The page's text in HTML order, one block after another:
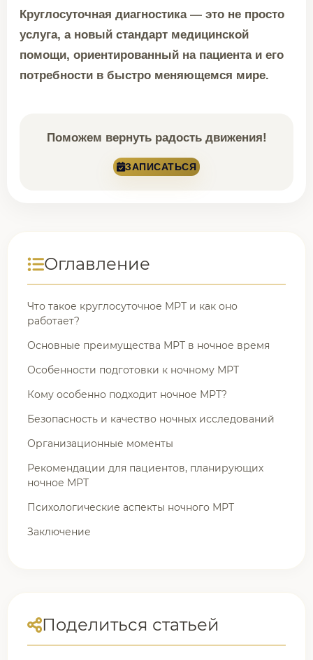
Круглосуточная диагностика — это не просто
услуга, а новый стандарт медицинской
помощи, ориентированный на пациента и его
потребности в быстро меняющемся мире.
Поможем вернуть радость движения!
ЗАПИСАТЬСЯ
Оглавление
Что такое круглосуточное МРТ и как оно
работает?
Основные преимущества МРТ в ночное время
Особенности подготовки к ночному МРТ
Кому особенно подходит ночное МРТ?
Безопасность и качество ночных исследований
Организационные моменты
Рекомендации для пациентов, планирующих
ночное МРТ
Психологические аспекты ночного МРТ
Заключение
Поделиться статьей